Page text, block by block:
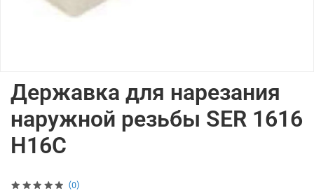
(0)
Державка для нарезания
наружной резьбы SER 1616
H16C